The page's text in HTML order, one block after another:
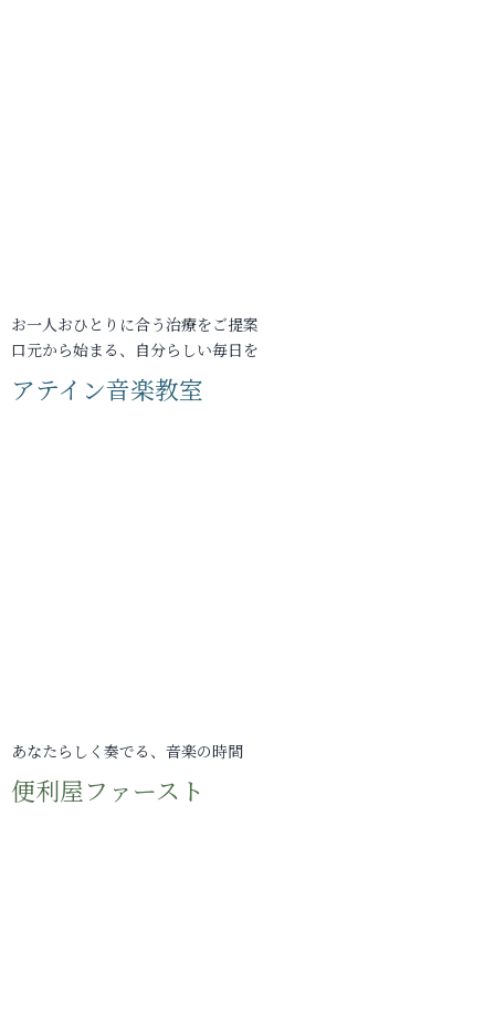
お一人おひとりに合う治療をご提案
口元から始まる、自分らしい毎日を
アテイン音楽教室
あなたらしく奏でる、音楽の時間
便利屋ファースト